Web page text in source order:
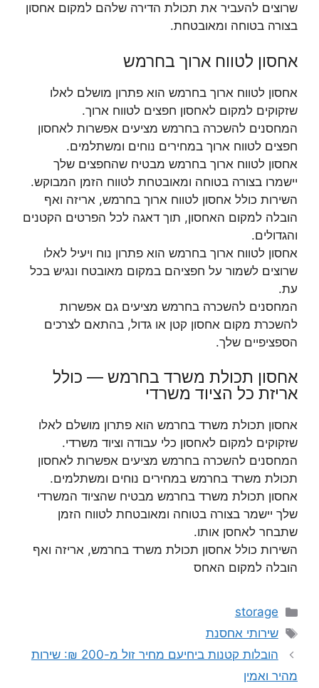
שרוצים להעביר את תכולת הדירה שלהם למקום אחסון
בצורה בטוחה ומאובטחת.
אחסון לטווח ארוך בחרמש
אחסון לטווח ארוך בחרמש הוא פתרון מושלם לאלו
שזקוקים למקום לאחסון חפצים לטווח ארוך.
המחסנים להשכרה בחרמש מציעים אפשרות לאחסון
חפצים לטווח ארוך במחירים נוחים ומשתלמים.
אחסון לטווח ארוך בחרמש מבטיח שהחפצים שלך
יישמרו בצורה בטוחה ומאובטחת לטווח הזמן המבוקש.
השירות כולל אחסון לטווח ארוך בחרמש, אריזה ואף
הובלה למקום האחסון, תוך דאגה לכל הפרטים הקטנים
והגדולים.
אחסון לטווח ארוך בחרמש הוא פתרון נוח ויעיל לאלו
שרוצים לשמור על חפציהם במקום מאובטח ונגיש בכל
עת.
המחסנים להשכרה בחרמש מציעים גם אפשרות
להשכרת מקום אחסון קטן או גדול, בהתאם לצרכים
הספציפיים שלך.
אחסון תכולת משרד בחרמש — כולל
אריזת כל הציוד משרדי
אחסון תכולת משרד בחרמש הוא פתרון מושלם לאלו
שזקוקים למקום לאחסון כלי עבודה וציוד משרדי.
המחסנים להשכרה בחרמש מציעים אפשרות לאחסון
תכולת משרד בחרמש במחירים נוחים ומשתלמים.
אחסון תכולת משרד בחרמש מבטיח שהציוד המשרדי
שלך יישמר בצורה בטוחה ומאובטחת לטווח הזמן
שתבחר לאחסן אותו.
השירות כולל אחסון תכולת משרד בחרמש, אריזה ואף
הובלה למקום האחס
קטגוריות
storage
תגיות
שירותי אחסנת
הובלות קטנות ביחיעם מחיר זול מ-200 ₪: שירות
מהיר ואמין